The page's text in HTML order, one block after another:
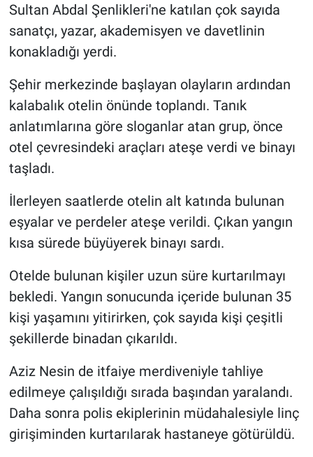
Sultan Abdal Şenlikleri'ne katılan çok sayıda
sanatçı, yazar, akademisyen ve davetlinin
konakladığı yerdi.
Şehir merkezinde başlayan olayların ardından
kalabalık otelin önünde toplandı. Tanık
anlatımlarına göre sloganlar atan grup, önce
otel çevresindeki araçları ateşe verdi ve binayı
taşladı.
İlerleyen saatlerde otelin alt katında bulunan
eşyalar ve perdeler ateşe verildi. Çıkan yangın
kısa sürede büyüyerek binayı sardı.
Otelde bulunan kişiler uzun süre kurtarılmayı
bekledi. Yangın sonucunda içeride bulunan 35
kişi yaşamını yitirirken, çok sayıda kişi çeşitli
şekillerde binadan çıkarıldı.
Aziz Nesin de itfaiye merdiveniyle tahliye
edilmeye çalışıldığı sırada başından yaralandı.
Daha sonra polis ekiplerinin müdahalesiyle linç
girişiminden kurtarılarak hastaneye götürüldü.